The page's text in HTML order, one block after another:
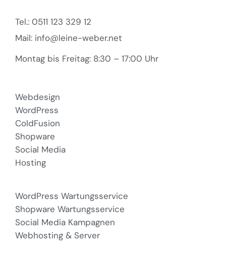
Tel.: 0511 123 329 12
Mail: info@leine-weber.net
Montag bis Freitag: 8:30 – 17:00 Uhr
Webdesign
WordPress
ColdFusion
Shopware
Social Media
Hosting
WordPress Wartungsservice
Shopware Wartungsservice
Social Media Kampagnen
Webhosting & Server